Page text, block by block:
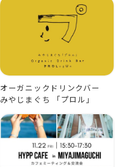
オーガニックドリンクバー
みやじまぐち 「プロル」